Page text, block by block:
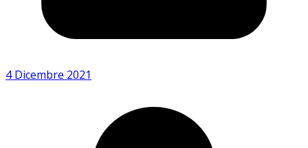
4 Dicembre 2021